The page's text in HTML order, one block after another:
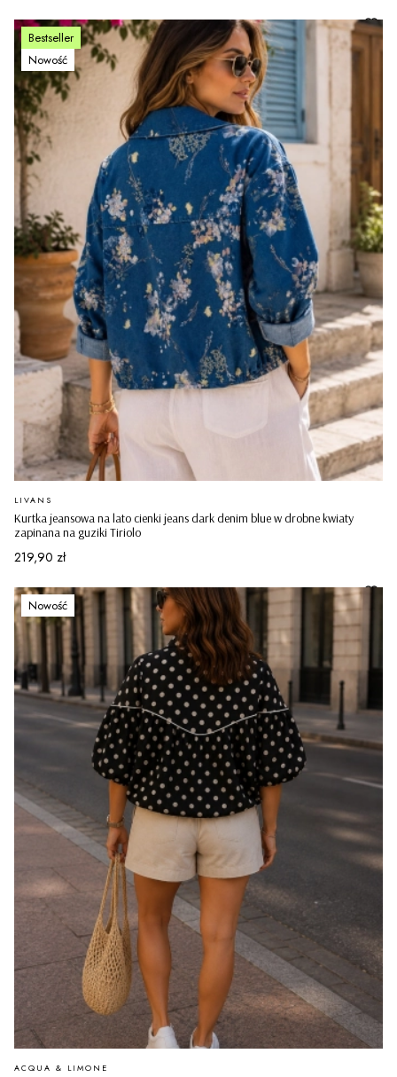
Bestseller
Nowość
Kurtka jeansowa na lato cienki jeans dark denim blue w drobne kwiaty
zapinana na guziki Tiriolo
PRODUCENT
LIVANS
Cena
219,90 zł
Nowość
PRODUCENT
ACQUA & LIMONE